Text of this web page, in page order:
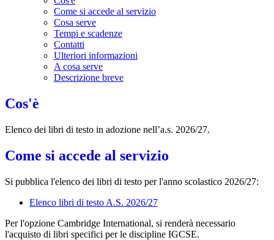
Come si accede al servizio
Cosa serve
Tempi e scadenze
Contatti
Ulteriori informazioni
A cosa serve
Descrizione breve
Cos'è
Elenco dei libri di testo in adozione nell’a.s. 2026/27.
Come si accede al servizio
Si pubblica l'elenco dei libri di testo per l'anno scolastico 2026/27:
Elenco libri di testo A.S. 2026/27
Per l'opzione Cambridge International, si renderà necessario
l'acquisto di libri specifici per le discipline IGCSE.